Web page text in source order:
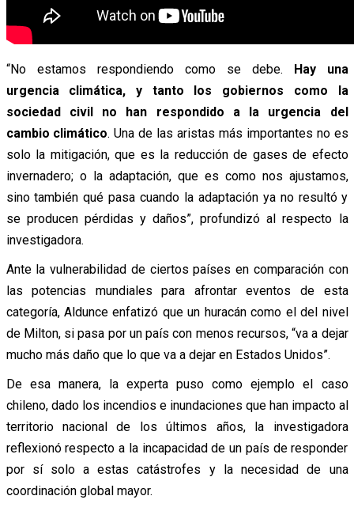
“No estamos respondiendo como se debe. Hay una
urgencia climática, y tanto los gobiernos como la
sociedad civil no han respondido a la urgencia del
cambio climático. Una de las aristas más importantes no es
solo la mitigación, que es la reducción de gases de efecto
invernadero; o la adaptación, que es como nos ajustamos,
sino también qué pasa cuando la adaptación ya no resultó y
se producen pérdidas y daños”, profundizó al respecto la
investigadora.
Ante la vulnerabilidad de ciertos países en comparación con
las potencias mundiales para afrontar eventos de esta
categoría, Aldunce enfatizó que un huracán como el del nivel
de Milton, si pasa por un país con menos recursos, “va a dejar
mucho más daño que lo que va a dejar en Estados Unidos”.
De esa manera, la experta puso como ejemplo el caso
chileno, dado los incendios e inundaciones que han impacto al
territorio nacional de los últimos años, la investigadora
reflexionó respecto a la incapacidad de un país de responder
por sí solo a estas catástrofes y la necesidad de una
coordinación global mayor.